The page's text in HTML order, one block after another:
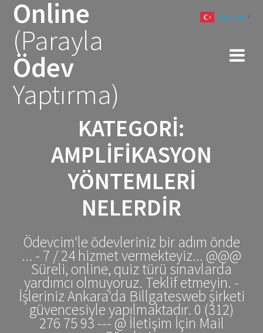
Online
(Parayla
Ödev
Yaptırma)
KATEGORI:
AMPLIFIKASYON
YÖNTEMLERI
NELERDIR
Ödevcim'le ödevleriniz bir adım önde
... - 7 / 24 hizmet vermekteyiz... @@@
Süreli, online, quiz türü sınavlarda
yardımcı olmuyoruz. Teklif etmeyin. -
İşleriniz Ankara'da Billgatesweb şirketi
güvencesiyle yapılmaktadır. 0 (312)
276 75 93 --- @ İletişim İçin Mail
Turkish ▼